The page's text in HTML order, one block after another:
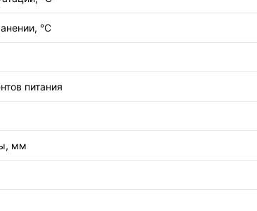
°С
питания
мм